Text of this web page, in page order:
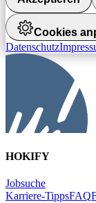
Cookies
Datenschutz
HOKIFY
Jobsuche
Karriere-TippsFAQ